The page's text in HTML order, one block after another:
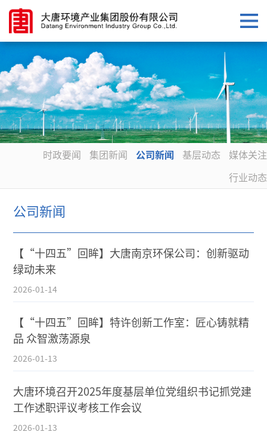
时政要闻 集团新闻 公司新闻 基层动态
媒体关注
行业动态
公司新闻
【“十四五”回眸】大唐南京环保公司：创新驱动
绿动未来
2026-01-14
【“十四五”回眸】特许创新工作室：匠心铸就精
品 众智激荡源泉
2026-01-13
大唐环境召开2025年度基层单位党组织书记抓党建
工作述职评议考核工作会议
2026-01-13